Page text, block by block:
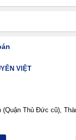
VIỆT
(Quận Thủ Đức cũ),